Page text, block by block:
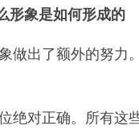
形象是如何形成的
做出了额外的努力
绝对正确。所有这